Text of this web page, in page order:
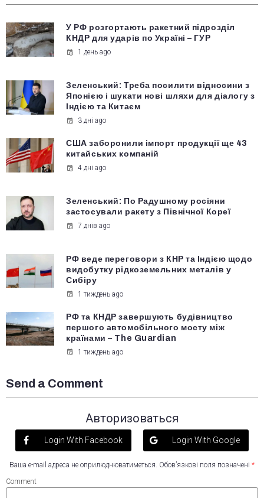
У РФ розгортають ракетний підрозділ
КНДР для ударів по Україні – ГУР
1 день ago
Зеленський: Треба посилити відносини з
Японією і шукати нові шляхи для діалогу з
Індією та Китаєм
3 дні ago
США заборонили імпорт продукції ще 43
китайських компаній
4 дні ago
Зеленський: По Радушному росіяни
застосували ракету з Північної Кореї
7 днів ago
РФ веде переговори з КНР та Індією щодо
видобутку рідкоземельних металів у
Сибіру
1 тиждень ago
РФ та КНДР завершують будівництво
першого автомобільного мосту між
країнами – The Guardian
1 тиждень ago
Send a Comment
Авторизоваться
Login With Facebook Login With Google
Ваша e-mail адреса не оприлюднюватиметься. Обов’язкові поля позначені *
Comment